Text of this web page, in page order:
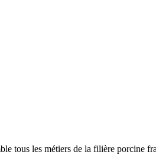
tous les métiers de la filière porcine